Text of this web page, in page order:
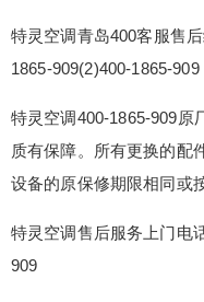
特灵空调青岛400客服售
1865-909(2)400-1865-909
特灵空调400-1865-909原
质有保障。所有更换的配
设备的原保修期限相同或
特灵空调售后服务上门电
909
特灵空调400客服售
灵空调青岛400客服
0-1865-909原厂配
品质有保障。所有
务，保修期限与您设
规定执行。 特灵空
扫描二维码继续阅读